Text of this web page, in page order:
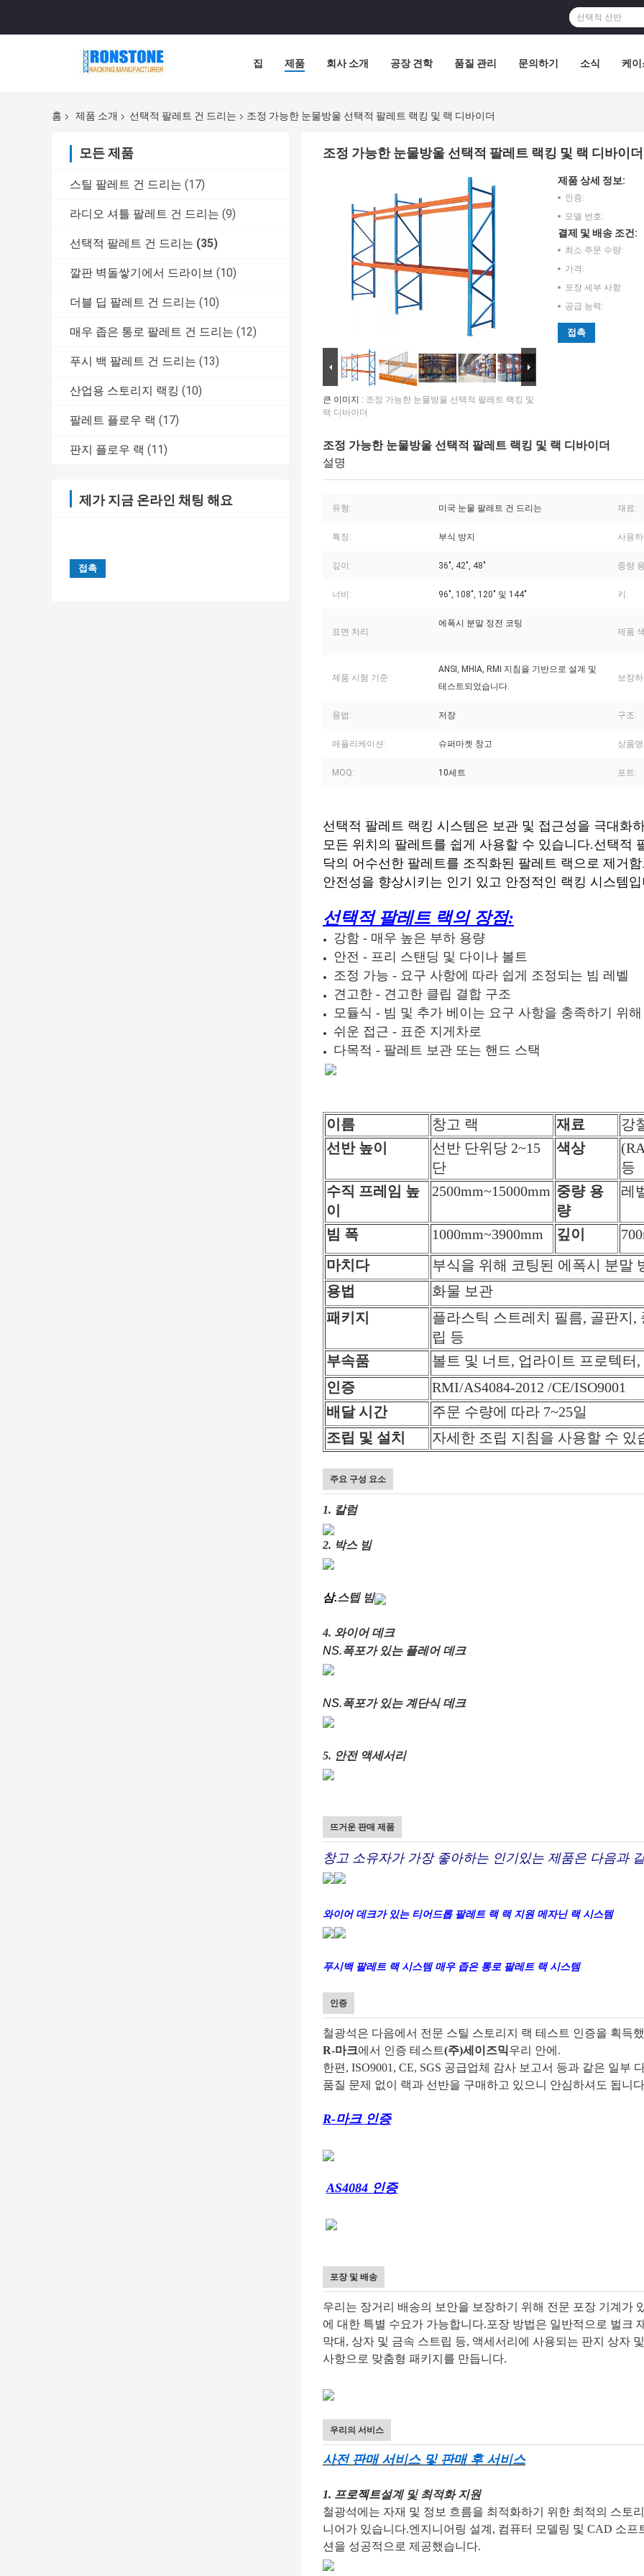
집 제품 회사 소개 공장 견학 품질 관리 문의하기 소식 케이
홈 제품 소개 선택적 팔레트 건 드리는 조정 가능한 눈물방울 선택적 팔레트 랙킹 및 랙 디바이더
모든 제품
스틸 팔레트 건 드리는 (17)
라디오 셔틀 팔레트 건 드리는 (9)
선택적 팔레트 건 드리는 (35)
깔판 벽돌쌓기에서 드라이브 (10)
더블 딥 팔레트 건 드리는 (10)
매우 좁은 통로 팔레트 건 드리는 (12)
푸시 백 팔레트 건 드리는 (13)
산업용 스토리지 랙킹 (10)
팔레트 플로우 랙 (17)
판지 플로우 랙 (11)
제가 지금 온라인 채팅 해요
조정 가능한 눈물방울 선택적 팔레트 랙킹 및 랙 디바이더
큰 이미지 : 조정 가능한 눈물방울 선택적 팔레트 랙킹 및
랙 디바이더
제품 상세 정보:
인증:
모델 번호:
결제 및 배송 조건:
최소 주문 수량:
가격:
포장 세부 사항:
공급 능력:
접촉
조정 가능한 눈물방울 선택적 팔레트 랙킹 및 랙 디바이더
설명
유형: 미국 눈물 팔레트 건 드리는 재료:
특징: 부식 방지 사용
깊이: 36", 42", 48" 중량
너비: 96", 108", 120" 및 144" 키:
표면 처리:
에폭시 분말 정전 코팅
제품
제품 시험 기준:
ANSI, MHIA, RMI 지침을 기반으로 설계 및
테스트되었습니다.
보장
용법: 저장 구조:
애플리케이션: 슈퍼마켓 창고 상품명:
MOQ: 10세트 포트:
선택적 팔레트 랙킹 시스템은 보관 및 접근성을 극대화
모든 위치의 팔레트를 쉽게 사용할 수 있습니다.선택적
닥의 어수선한 팔레트를 조직화된 팔레트 랙으로 제거
안전성을 향상시키는 인기 있고 안정적인 랙킹 시스템
선택적 팔레트 랙의 장점:
강함 - 매우 높은 부하 용량
안전 - 프리 스탠딩 및 다이나 볼트
조정 가능 - 요구 사항에 따라 쉽게 조정되는 빔 레벨
견고한 - 견고한 클립 결합 구조
모듈식 - 빔 및 추가 베이는 요구 사항을 충족하기 위
쉬운 접근 - 표준 지게차로
다목적 - 팔레트 보관 또는 핸드 스택
이름 창고 랙 재료
강
선반 높이
선반 단위당 2~15
단
색상
등
수직 프레임 높
이
2500mm~15000mm 중량 용
량
레
빔 폭 1000mm~3900mm 깊이
마치다
부식을 위해 코팅된 에폭시 분말
용법
화물 보관
패키지
플라스틱 스트레치 필름, 골판지,
립 등
부속품
볼트 및 너트, 업라이트 프로텍터,
인증
RMI/AS4084-2012 /CE/ISO9001
배달 시간
주문 수량에 따라 7~25일
조립 및 설치
자세한 조립 지침을 사용할 수 있
주요 구성 요소
1. 칼럼
2. 박스 빔
삼.스텝 빔
4. 와이어 데크
NS.폭포가 있는 플레어 데크
NS.폭포가 있는 계단식 데크
5. 안전 액세서리
뜨거운 판매 제품
창고 소유자가 가장 좋아하는 인기있는 제품은 다음과
와이어 데크가 있는 티어드롭 팔레트 랙 랙 지원 메자닌 랙 시스템
푸시백 팔레트 랙 시스템 매우 좁은 통로 팔레트 랙 시스템
인증
철광석은 다음에서 전문 스틸 스토리지 랙 테스트 인증을 획득
R-마크에서 인증 테스트(주)세이즈믹우리 안에.
한편, ISO9001, CE, SGS 공급업체 감사 보고서 등과 같은 일부
품질 문제 없이 랙과 선반을 구매하고 있으니 안심하셔도 됩니
R-마크 인증
AS4084 인증
포장 및 배송
우리는 장거리 배송의 보안을 보장하기 위해 전문 포장 기계가
에 대한 특별 수요가 가능합니다.포장 방법은 일반적으로 벌크
막대, 상자 및 금속 스트립 등, 액세서리에 사용되는 판지 상자
사항으로 맞춤형 패키지를 만듭니다.
우리의 서비스
사전 판매 서비스 및 판매 후 서비스
1. 프로젝트설계 및 최적화 지원
철광석에는 자재 및 정보 흐름을 최적화하기 위한 최적의 스토
니어가 있습니다.엔지니어링 설계, 컴퓨터 모델링 및 CAD 소
션을 성공적으로 제공했습니다.